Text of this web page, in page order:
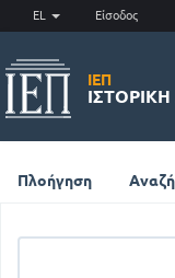
EL Είσοδος
ΙΕΠ
Πλοήγηση